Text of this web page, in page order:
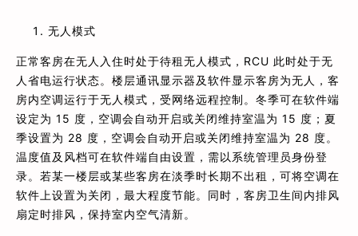
无人模式
正常客房在无人入住时处于待租无人模式，RCU 此时处于无
人省电运行状态。楼层通讯显示器及软件显示客房为无人，客
房内空调运行于无人模式，受网络远程控制。冬季可在软件端
设定为 15 度，空调会自动开启或关闭维持室温为 15 度；夏
季设置为 28 度，空调会自动开启或关闭维持室温为 28 度。
温度值及风档可在软件端自由设置，需以系统管理员身份登
录。若某一楼层或某些客房在淡季时长期不出租，可将空调在
软件上设置为关闭，最大程度节能。同时，客房卫生间内排风
扇定时排风，保持室内空气清新。